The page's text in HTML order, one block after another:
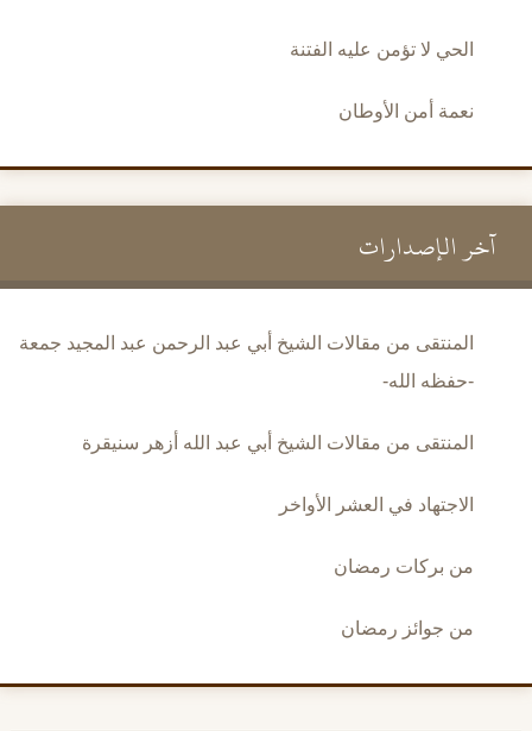
الحي لا تؤمن عليه الفتنة
نعمة أمن الأوطان
آخر الإصدارات
المنتقى من مقالات الشيخ أبي عبد الرحمن عبد المجيد جمعة
-حفظه الله-
المنتقى من مقالات الشيخ أبي عبد الله أزهر سنيقرة
الاجتهاد في العشر الأواخر
من بركات رمضان
من جوائز رمضان